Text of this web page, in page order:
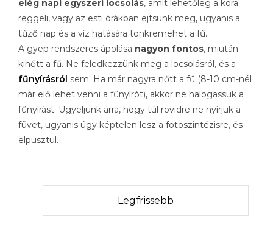
elég napi egyszeri locsolás, amit lehetőleg a kora
reggeli, vagy az esti órákban ejtsünk meg, ugyanis a
tűző nap és a víz hatására tönkremehet a fű.
A gyep rendszeres ápolása nagyon fontos, miután
kinőtt a fű. Ne feledkezzünk meg a locsolásról, és a
fűnyírásról sem. Ha már nagyra nőtt a fű (8-10 cm-nél
már elő lehet venni a fűnyírót), akkor ne halogassuk a
fűnyírást. Ügyeljünk arra, hogy túl rövidre ne nyírjuk a
füvet, ugyanis úgy képtelen lesz a fotoszintézisre, és
elpusztul.
Legfrissebb